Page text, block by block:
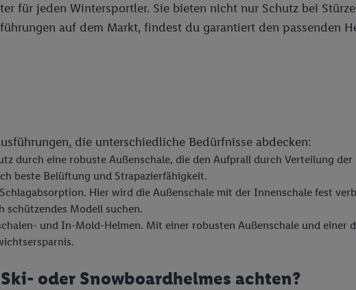
für jeden Wintersportler. Sie bieten nicht nur Schutz bei
auf dem Markt, findest du garantiert den passenden
die unterschiedliche Bedürfnisse abdecken:
durch eine robuste Außenschale, die den Aufprall durch Verteilung
beste Belüftung und Strapazierfähigkeit.
Hier wird die Außenschale mit der Innenschale fest
schützendes Modell suchen.
und In-Mold-Helmen. Mit einer robusten Außenschale und einer
oder Snowboardhelmes achten?